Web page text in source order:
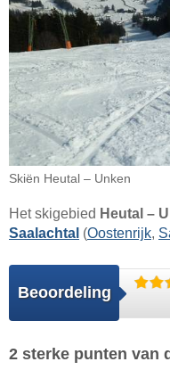
Skiën Heutal – Unken
Het skigebied Heutal –
Saalachtal (Oostenrijk,
Beoordeling
2 sterke punten van